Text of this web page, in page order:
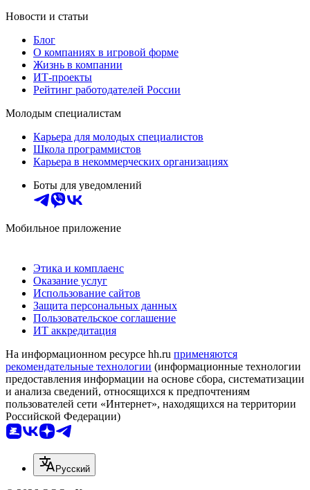
Новости и статьи
Блог
О компаниях в игровой форме
Жизнь в компании
ИТ-проекты
Рейтинг работодателей России
Молодым специалистам
Карьера для молодых специалистов
Школа программистов
Карьера в некоммерческих организациях
Боты для уведомлений
Мобильное приложение
Этика и комплаенс
Оказание услуг
Использование сайтов
Защита персональных данных
Пользовательское соглашение
ИТ аккредитация
На информационном ресурсе hh.ru применяются
рекомендательные технологии (информационные технологии
предоставления информации на основе сбора, систематизации
и анализа сведений, относящихся к предпочтениям
пользователей сети «Интернет», находящихся на территории
Российской Федерации)
Русский